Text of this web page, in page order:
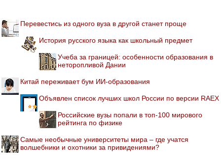
Перевестись из одного вуза в другой станет проще
История русского языка как школьный предмет
Учеба за границей: особенности образования в
неторопливой Дании
Китай переживает бум ИИ-образования
Объявлен список лучших школ России по версии RAEX
Российские вузы попали в топ-100 мирового
рейтинга по физике
Самые необычные университеты мира – где учатся
волшебники и охотники за привидениями?